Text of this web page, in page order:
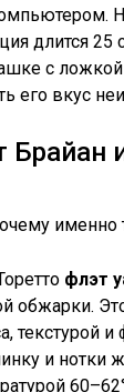
длится 25
с
его вкус
Брайан
флэт
обжарки.
и
и нотки